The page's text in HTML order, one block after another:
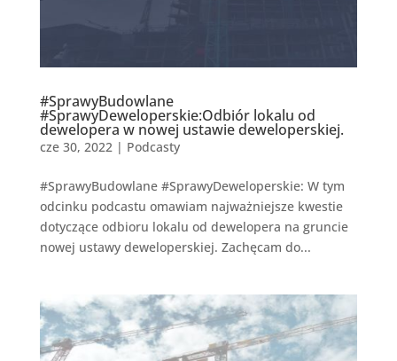
#SprawyBudowlane
#SprawyDeweloperskie:Odbiór lokalu od
dewelopera w nowej ustawie deweloperskiej.
cze 30, 2022 | Podcasty
#SprawyBudowlane #SprawyDeweloperskie: W tym
odcinku podcastu omawiam najważniejsze kwestie
dotyczące odbioru lokalu od dewelopera na gruncie
nowej ustawy deweloperskiej. Zachęcam do...